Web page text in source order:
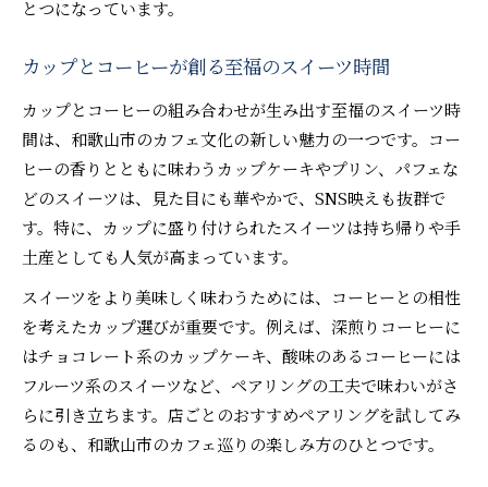
コーヒーとカップで叶える癒やしのカフェ体験
女子会や家族時間にぴったりのスイーツ提案
コーヒーとカップで彩る女子会向けスイーツ特
集
家族で楽しむカップ入りコーヒースイーツの魅
力
コーヒーが引き立つ女子会おすすめカップスイ
ーツ
カップとコーヒーで盛り上がる家族団らんの提
案
華やかなカップスイーツで家族の時間を特別に
とつになっています。
カップとコーヒーが創る至福のスイーツ時間
カップとコーヒーの組み合わせが生み出す至福のスイーツ時
間は、和歌山市のカフェ文化の新しい魅力の一つです。コー
ヒーの香りとともに味わうカップケーキやプリン、パフェな
どのスイーツは、見た目にも華やかで、SNS映えも抜群で
す。特に、カップに盛り付けられたスイーツは持ち帰りや手
土産としても人気が高まっています。
スイーツをより美味しく味わうためには、コーヒーとの相性
を考えたカップ選びが重要です。例えば、深煎りコーヒーに
はチョコレート系のカップケーキ、酸味のあるコーヒーには
フルーツ系のスイーツなど、ペアリングの工夫で味わいがさ
らに引き立ちます。店ごとのおすすめペアリングを試してみ
るのも、和歌山市のカフェ巡りの楽しみ方のひとつです。